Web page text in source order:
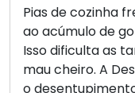
Pias de cozinha
ao acúmulo de
Isso dificulta as
mau cheiro. A
o